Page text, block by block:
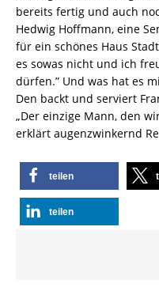
bereits fertig und auch
Hedwig Hoffmann, eine
für ein schönes Haus
es sowas nicht und ich
dürfen.” Und was hat es
Den backt und serviert
„Der einzige Mann, den
erklärt augenzwinkernd
teilen
teilen